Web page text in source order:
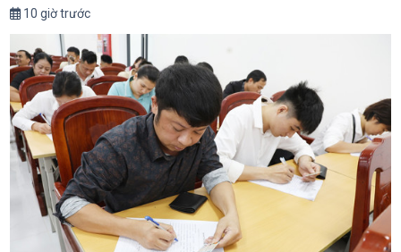
10 giờ trước